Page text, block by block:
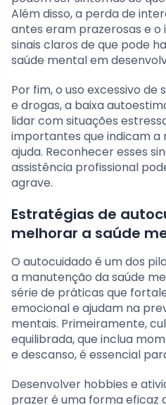
Além disso, a perda de
antes eram prazerosas e o
sinais claros de que pode
saúde mental em
Por fim, o uso excessivo
e drogas, a baixa
lidar com situações
importantes que indicam a
ajuda. Reconhecer esses
assistência profissional
agrave.
Estratégias de
melhorar a saúde
O autocuidado é um dos
a manutenção da saúde
série de práticas que
emocional e ajudam na
mentais. Primeiramente,
equilibrada, que inclua
e descanso, é essencial
Desenvolver hobbies e
prazer é uma forma eficaz